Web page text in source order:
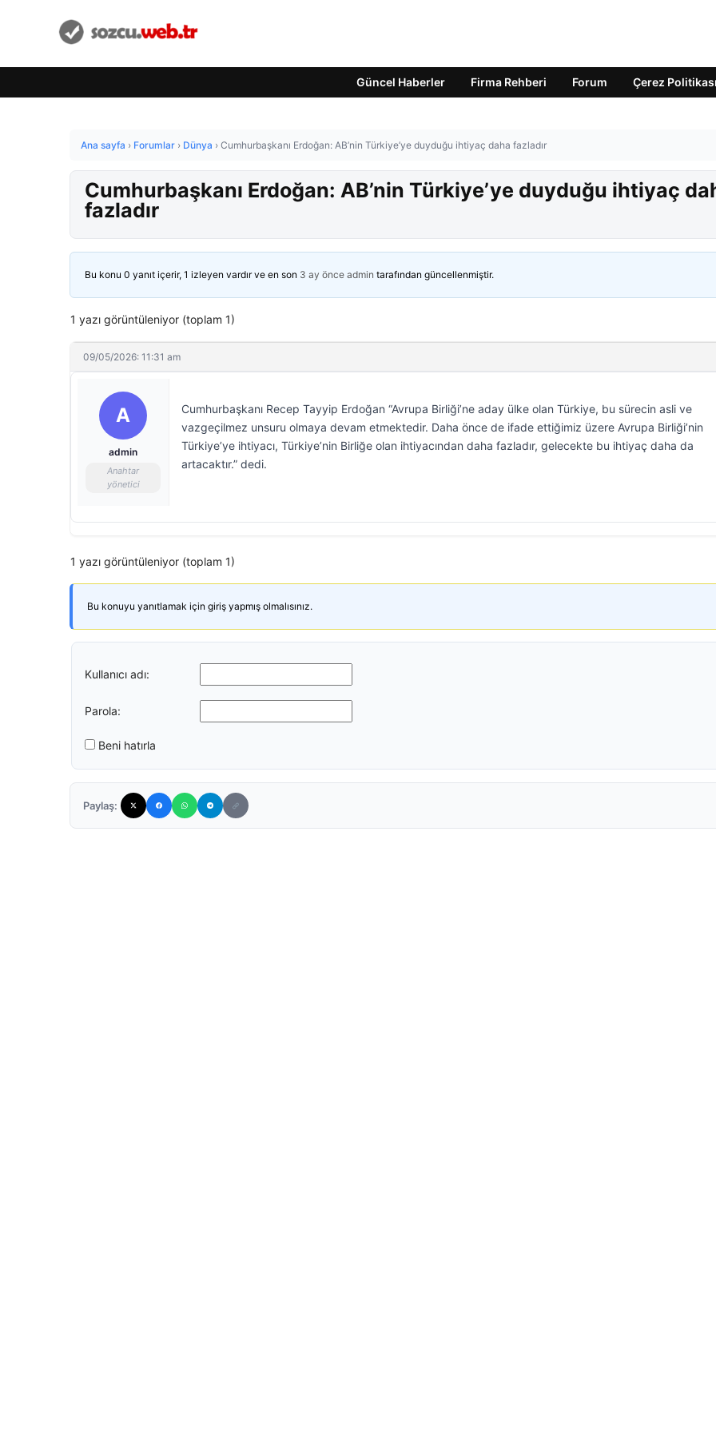
Güncel Haberler Firma Rehberi Forum Çerez Politikası
Ana sayfa › Forumlar › Dünya › Cumhurbaşkanı Erdoğan: AB’nin Türkiye’ye duyduğu ihtiyaç daha fazladır
Cumhurbaşkanı Erdoğan: AB’nin Türkiye’ye duyduğu ihtiyaç
fazladır
Bu konu 0 yanıt içerir, 1 izleyen vardır ve en son 3 ay önce admin tarafından güncellenmiştir.
1 yazı görüntüleniyor (toplam 1)
09/05/2026: 11:31 am
A
admin
Anahtar
yönetici
Cumhurbaşkanı Recep Tayyip Erdoğan “Avrupa Birliği’ne aday ülke olan Türkiye, bu sürecin asli ve
vazgeçilmez unsuru olmaya devam etmektedir. Daha önce de ifade ettiğimiz üzere Avrupa Birliği’nin
Türkiye’ye ihtiyacı, Türkiye’nin Birliğe olan ihtiyacından daha fazladır, gelecekte bu ihtiyaç daha da
artacaktır.” dedi.
1 yazı görüntüleniyor (toplam 1)
Bu konuyu yanıtlamak için giriş yapmış olmalısınız.
Kullanıcı adı:
Parola:
Beni hatırla
Paylaş: